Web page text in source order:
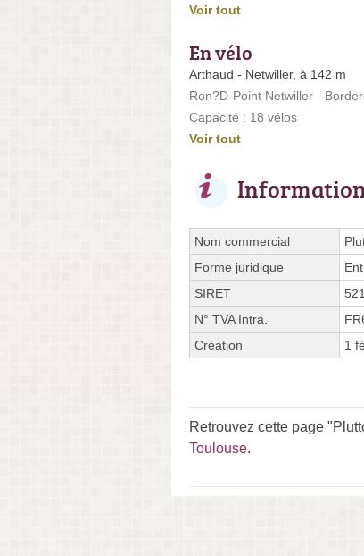
Voir tout
En vélo
Arthaud - Netwiller, à 142 m
Ron?D-Point Netwiller -
Capacité : 18 vélos
Voir tout
Nom commercial
Forme juridique
SIRET
N° TVA Intra.
Création
1
Retrouvez cette page
Toulouse.